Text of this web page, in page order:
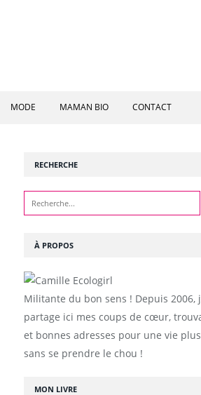
MODE MAMAN BIO CONTACT
RECHERCHE
À PROPOS
Militante du bon sens ! Depuis 2006,
partage ici mes coups de cœur,
et bonnes adresses pour une vie
sans se prendre le chou !
MON LIVRE